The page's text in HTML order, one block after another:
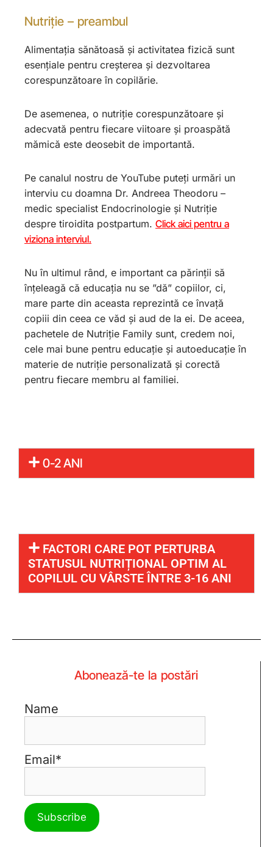
Nutriție – preambul
Alimentația sănătoasă și activitatea fizică sunt
esențiale pentru creșterea și dezvoltarea
corespunzătoare în copilărie.
De asemenea, o nutriție corespunzătoare și
adecvată pentru fiecare viitoare și proaspătă
mămică este deosebit de importantă.
Pe canalul nostru de YouTube puteți urmări un
interviu cu doamna Dr. Andreea Theodoru –
medic specialist Endocrinologie și Nutriție
despre tiroidita postpartum. Click aici pentru a
viziona interviul.
Nu în ultimul rând, e important ca părinții să
înțeleagă că educația nu se ”dă” copiilor, ci,
mare parte din aceasta reprezintă ce învață
copiii din ceea ce văd și aud de la ei. De aceea,
pachetele de Nutriție Family sunt, credem noi,
cele mai bune pentru educație și autoeducație în
materie de nutriție personalizată și corectă
pentru fiecare membru al familiei.
0-2 ANI
FACTORI CARE POT PERTURBA
STATUSUL NUTRIȚIONAL OPTIM AL
COPILUL CU VÂRSTE ÎNTRE 3-16 ANI
Abonează-te la postări
Name
Email*